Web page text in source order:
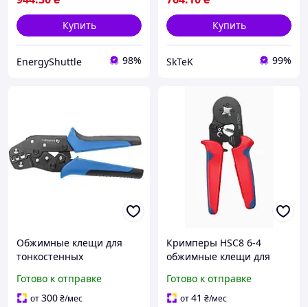
Купить
EnergyShuttle 98%
Купить
SkTeK 99%
Обжимные клещи для
тонкостенных
16 мм² Hogert HT1P162
Готово к отправке
от300₴/мес
Кримперы HSC8 6-4
обжимные клещи для
23-7AWG
Готово к отправке
от41 ₴/мес